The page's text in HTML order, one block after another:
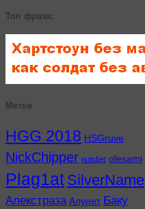
Топ фраза:
Метки
HGG 2018 HSGruve
NickChipper nutsbet olesami
Plag1at SilverName
Алекстраза Алунет Баку